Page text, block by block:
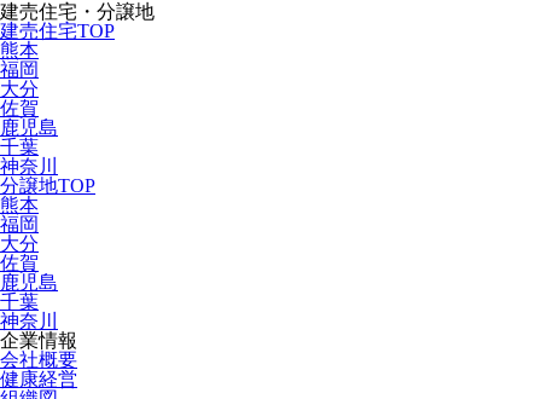
建売住宅・分譲地
建売住宅TOP
熊本
福岡
大分
佐賀
鹿児島
千葉
神奈川
分譲地TOP
熊本
福岡
大分
佐賀
鹿児島
千葉
神奈川
企業情報
会社概要
健康経営